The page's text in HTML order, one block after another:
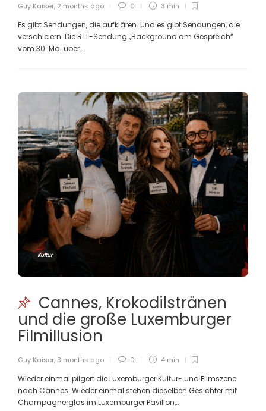
Guy Kaiser, 2 months ago 0 3 min
Es gibt Sendungen, die aufklären. Und es gibt Sendungen, die
verschleiern. Die RTL-Sendung „Background am Gespréich“
vom 30. Mai über...
Kultur
Cannes, Krokodilstränen
und die große Luxemburger
Filmillusion
Guy Kaiser, 3 months ago 0 4 min
Wieder einmal pilgert die Luxemburger Kultur- und Filmszene
nach Cannes. Wieder einmal stehen dieselben Gesichter mit
Champagnerglas im Luxemburger Pavillon,...